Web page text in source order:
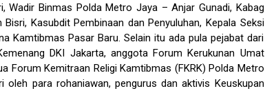
Wadir Binmas Polda Metro Jaya – Anjar Gunadi, Kabag
Kasubdit Pembinaan dan Penyuluhan, Kepala Seksi
Kamtibmas Pasar Baru. Selain itu ada pula pejabat dari
DKI Jakarta, anggota Forum Kerukunan Umat
Forum Kemitraan Religi Kamtibmas (FKRK) Polda Metro
oleh para rohaniawan, pengurus dan aktivis Keuskupan